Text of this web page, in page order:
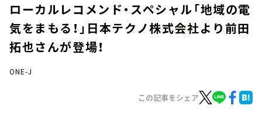
ローカルレコメンド・スペシャル「地域の電
気をまもる！」日本テクノ株式会社より前田
拓也さんが登場！
ONE-J
この記事をシェア